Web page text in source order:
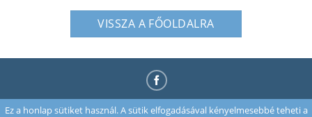
VISSZA A FŐOLDALRA
ÁSZF ADATVÉDELEM
Ez a honlap sütiket használ. A sütik elfogadásával kényelmesebbé teheti a